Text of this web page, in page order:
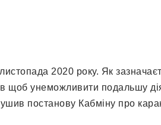
2020 року. Як
щоб унеможливити подальшу
постанову Кабміну про